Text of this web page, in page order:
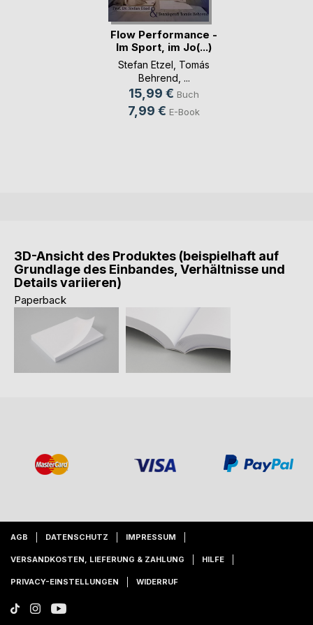
Flow Performance -
Im Sport, im Jo(...)
Stefan Etzel Tomás
Behrend , ...
15,99 € Buch
7,99 € E-Book
3D-Ansicht des Produktes (beispielhaft auf
Grundlage des Einbandes, Verhältnisse und
Details variieren)
Paperback
AGB DATENSCHUTZ IMPRESSUM
VERSANDKOSTEN, LIEFERUNG & ZAHLUNG HILFE
PRIVACY-EINSTELLUNGEN WIDERRUF